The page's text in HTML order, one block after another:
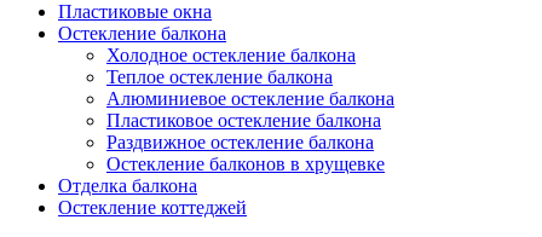
Пластиковые окна
Остекление балкона
Холодное остекление балкона
Теплое остекление балкона
Алюминиевое остекление балкона
Пластиковое остекление балкона
Раздвижное остекление балкона
Остекление балконов в хрущевке
Отделка балкона
Остекление коттеджей